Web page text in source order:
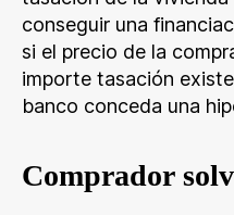
conseguir una
si el precio de la
importe tasación
banco conceda una
Comprador